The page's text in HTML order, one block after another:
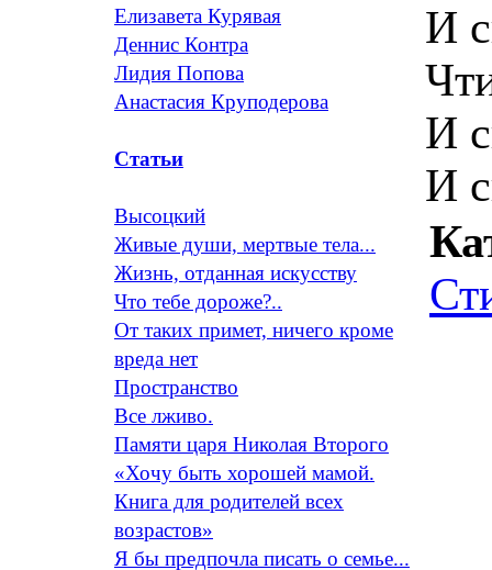
Елизавета Курявая
Деннис Контра
Лидия Попова
Анастасия Круподерова
Статьи
Высоцкий
Живые души, мертвые тела...
Жизнь, отданная искусству
Что тебе дороже?..
От таких примет, ничего кроме
вреда нет
Пространство
Все лживо.
Памяти царя Николая Второго
«Хочу быть хорошей мамой.
Книга для родителей всех
возрастов»
Я бы предпочла писать о семье...
И
И
И